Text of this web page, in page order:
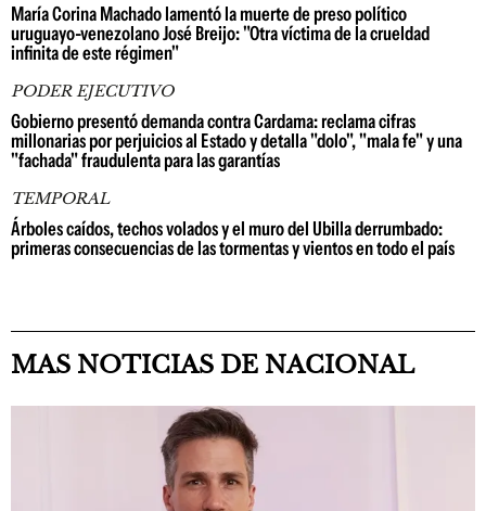
María Corina Machado lamentó la muerte de preso político
uruguayo-venezolano José Breijo: "Otra víctima de la crueldad
infinita de este régimen"
PODER EJECUTIVO
Gobierno presentó demanda contra Cardama: reclama cifras
millonarias por perjuicios al Estado y detalla "dolo", "mala fe" y una
"fachada" fraudulenta para las garantías
TEMPORAL
Árboles caídos, techos volados y el muro del Ubilla derrumbado:
primeras consecuencias de las tormentas y vientos en todo el país
MAS NOTICIAS DE NACIONAL